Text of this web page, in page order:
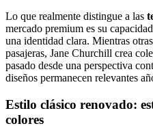
Lo que realmente distingue a las
mercado premium es su
una identidad clara. Mientras
pasajeras, Jane Churchill crea
pasado desde una perspectiva
diseños permanecen relevantes
Estilo clásico renovado:
colores